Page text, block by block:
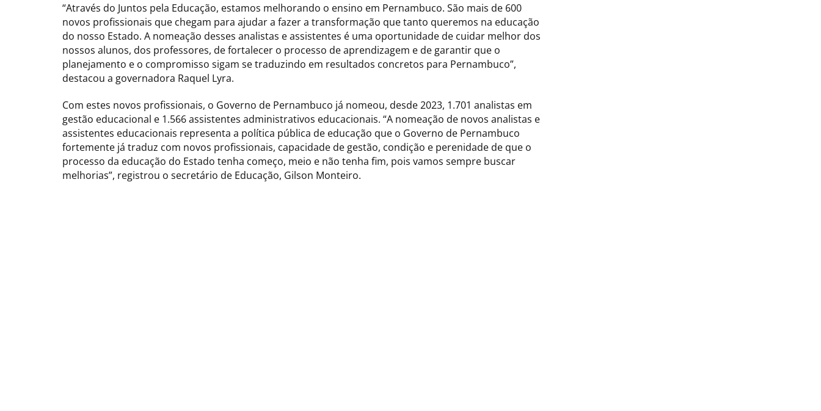
“Através do Juntos pela Educação, estamos melhorando o ensino em Pernambuco. São mais de 600
novos profissionais que chegam para ajudar a fazer a transformação que tanto queremos na educação
do nosso Estado. A nomeação desses analistas e assistentes é uma oportunidade de cuidar melhor dos
nossos alunos, dos professores, de fortalecer o processo de aprendizagem e de garantir que o
planejamento e o compromisso sigam se traduzindo em resultados concretos para Pernambuco”,
destacou a governadora Raquel Lyra.
Com estes novos profissionais, o Governo de Pernambuco já nomeou, desde 2023, 1.701 analistas em
gestão educacional e 1.566 assistentes administrativos educacionais. “A nomeação de novos analistas e
assistentes educacionais representa a política pública de educação que o Governo de Pernambuco
fortemente já traduz com novos profissionais, capacidade de gestão, condição e perenidade de que o
processo da educação do Estado tenha começo, meio e não tenha fim, pois vamos sempre buscar
melhorias”, registrou o secretário de Educação, Gilson Monteiro.